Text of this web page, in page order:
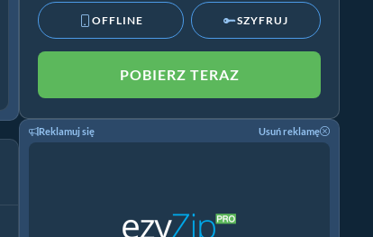
OFFLINE SZYFRUJ
POBIERZ TERAZ
Reklamuj się Usuń reklamę